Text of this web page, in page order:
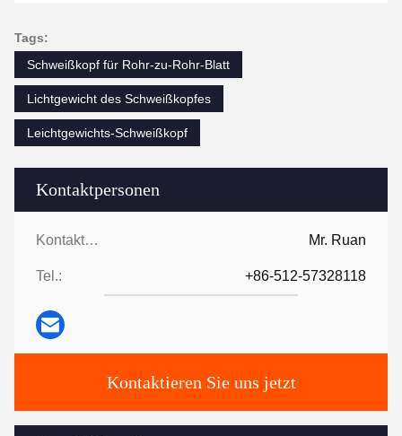
Kontaktpersonen
Kontaktpersonen: Mr. Ruan
Tel.: +86-512-57328118
Kontaktieren Sie uns jetzt
Tags:
Schweißkopf für Rohr-zu-Rohr-Blatt
Lichtgewicht des Schweißkopfes
Leichtgewichts-Schweißkopf